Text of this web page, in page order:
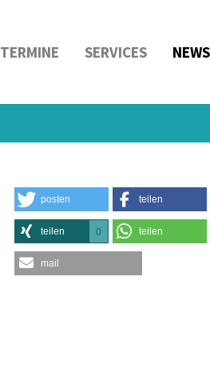
TERMINE SERVICES NEWS
posten teilen
teilen 0 teilen
mail